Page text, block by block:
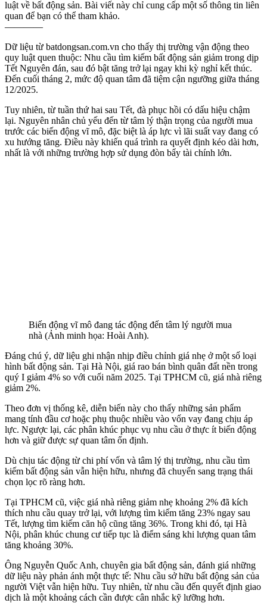
luật về bất động sản. Bài viết này chỉ cung cấp một số thông tin liên
quan để bạn có thể tham khảo.
————
Dữ liệu từ batdongsan.com.vn cho thấy thị trường vận động theo
quy luật quen thuộc: Nhu cầu tìm kiếm bất động sản giảm trong dịp
Tết Nguyên đán, sau đó bật tăng trở lại ngay khi kỳ nghỉ kết thúc.
Đến cuối tháng 2, mức độ quan tâm đã tiệm cận ngưỡng giữa tháng
12/2025.
Tuy nhiên, từ tuần thứ hai sau Tết, đà phục hồi có dấu hiệu chậm
lại. Nguyên nhân chủ yếu đến từ tâm lý thận trọng của người mua
trước các biến động vĩ mô, đặc biệt là áp lực vì lãi suất vay đang có
xu hướng tăng. Điều này khiến quá trình ra quyết định kéo dài hơn,
nhất là với những trường hợp sử dụng đòn bẩy tài chính lớn.
Biến động vĩ mô đang tác động đến tâm lý người mua
nhà (Ảnh minh họa: Hoài Anh).
Đáng chú ý, dữ liệu ghi nhận nhịp điều chỉnh giá nhẹ ở một số loại
hình bất động sản. Tại Hà Nội, giá rao bán bình quân đất nền trong
quý I giảm 4% so với cuối năm 2025. Tại TPHCM cũ, giá nhà riêng
giảm 2%.
Theo đơn vị thống kê, diễn biến này cho thấy những sản phẩm
mang tính đầu cơ hoặc phụ thuộc nhiều vào vốn vay đang chịu áp
lực. Ngược lại, các phân khúc phục vụ nhu cầu ở thực ít biến động
hơn và giữ được sự quan tâm ổn định.
Dù chịu tác động từ chi phí vốn và tâm lý thị trường, nhu cầu tìm
kiếm bất động sản vẫn hiện hữu, nhưng đã chuyển sang trạng thái
chọn lọc rõ ràng hơn.
Tại TPHCM cũ, việc giá nhà riêng giảm nhẹ khoảng 2% đã kích
thích nhu cầu quay trở lại, với lượng tìm kiếm tăng 23% ngay sau
Tết, lượng tìm kiếm căn hộ cũng tăng 36%. Trong khi đó, tại Hà
Nội, phân khúc chung cư tiếp tục là điểm sáng khi lượng quan tâm
tăng khoảng 30%.
Ông Nguyễn Quốc Anh, chuyên gia bất động sản, đánh giá những
dữ liệu này phản ánh một thực tế: Nhu cầu sở hữu bất động sản của
người Việt vẫn hiện hữu. Tuy nhiên, từ nhu cầu đến quyết định giao
dịch là một khoảng cách cần được cân nhắc kỹ lưỡng hơn.